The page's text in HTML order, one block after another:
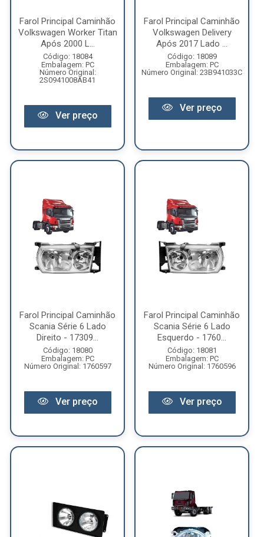
Farol Principal Caminhão
Volkswagen Worker Titan
Após 2000 L...
Código: 18084
Embalagem: PC
Número Original:
2S0941008AB41
Ver preço
Farol Principal Caminhão
Volkswagen Delivery
Após 2017 Lado ...
Código: 18089
Embalagem: PC
Número Original: 23B941033C
Ver preço
Farol Principal Caminhão
Scania Série 6 Lado
Direito - 17309...
Código: 18080
Embalagem: PC
Número Original: 1760597
Ver preço
Farol Principal Caminhão
Scania Série 6 Lado
Esquerdo - 1760...
Código: 18081
Embalagem: PC
Número Original: 1760596
Ver preço